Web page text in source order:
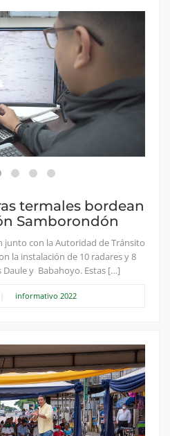
termales bordean
Samborondón
junto con la Autoridad de Tránsito
la instalación de 10 radares y 8
Daule y Babahoyo. Estas […]
informativo 2022